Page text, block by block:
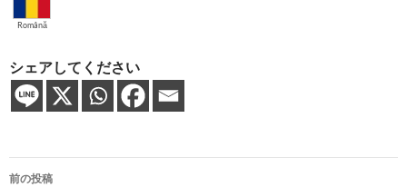
Română
シェアしてください
投
前の投稿